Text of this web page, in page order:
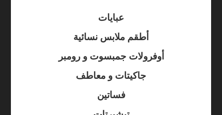
عبايات
أطقم ملابس نسائية
أوفرولات جمبسوت و رومبر
جاكيتات و معاطف
فساتين